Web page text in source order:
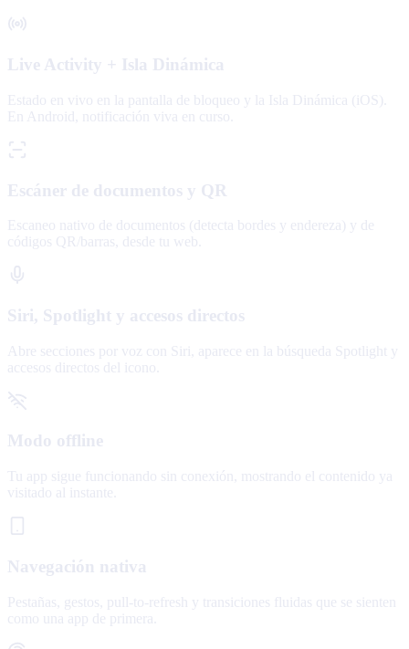
Live Activity + Isla Dinámica
Estado en vivo en la pantalla de bloqueo y la Isla Dinámica (iOS).
En Android, notificación viva en curso.
Escáner de documentos y QR
Escaneo nativo de documentos (detecta bordes y endereza) y de
códigos QR/barras, desde tu web.
Siri, Spotlight y accesos directos
Abre secciones por voz con Siri, aparece en la búsqueda Spotlight y
accesos directos del icono.
Modo offline
Tu app sigue funcionando sin conexión, mostrando el contenido ya
visitado al instante.
Navegación nativa
Pestañas, gestos, pull-to-refresh y transiciones fluidas que se sienten
como una app de primera.